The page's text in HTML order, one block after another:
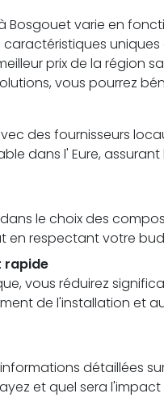
Bosgouet varie en
prix de la région
vous pourrez
des fournisseurs
dans l' Eure,
le choix des
en respectant votre
rapide
vous réduirez
de l'installation et
détaillées
et quel sera